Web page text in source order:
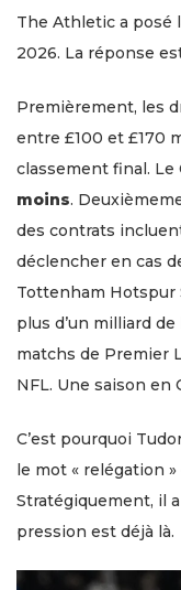
The Athletic a posé
2026. La réponse
Premièrement, les
entre £100 et £170
classement final.
moins.
des contrats
déclencher en cas
Tottenham Hotspur
plus d’un milliard
matchs de Premier
NFL. Une saison en
C’est pourquoi
le mot « relégation
Stratégiquement, il
pression est déjà là.